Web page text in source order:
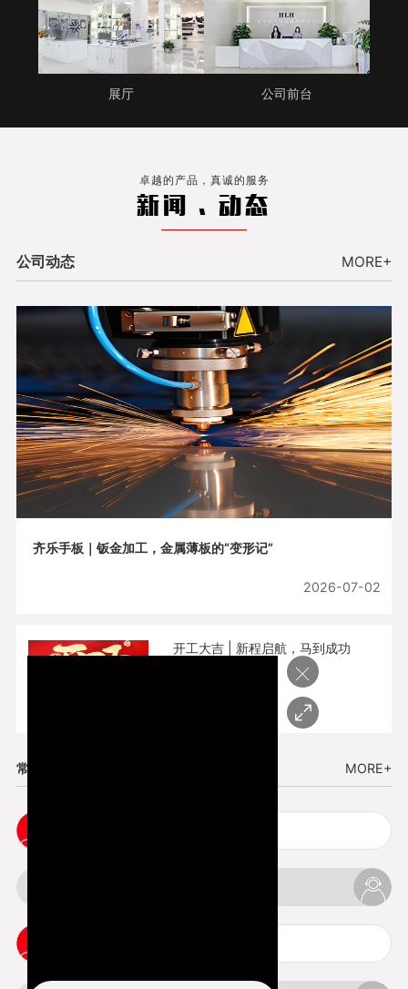
展厅 公司前台
卓越的产品，真诚的服务
新闻 . 动态
公司动态 MORE+
齐乐手板｜钣金加工，金属薄板的“变形记”
2026-07-02
开工大吉 | 新程启航，马到成功
常见问题 MORE+
×